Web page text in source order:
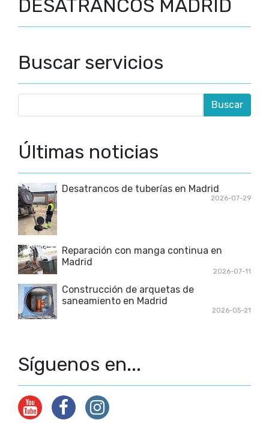
DESATRANCOS MADRID
Buscar servicios
Últimas noticias
Desatrancos de tuberías en Madrid
2026-07-29
Reparación con manga continua en
Madrid
2026-07-11
Construcción de arquetas de
saneamiento en Madrid
2026-05-21
Síguenos en...